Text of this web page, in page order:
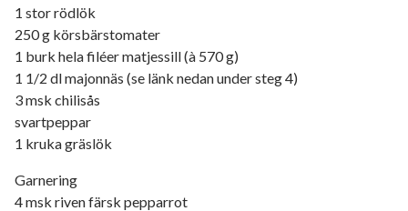
1 stor rödlök
250 g körsbärstomater
1 burk hela filéer matjessill (à 570 g)
1 1/2 dl majonnäs (se länk nedan under steg 4)
3 msk chilisås
svartpeppar
1 kruka gräslök
Garnering
4 msk riven färsk pepparrot